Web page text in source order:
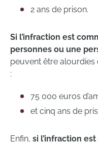
2 ans de prison.
Si l’infraction est
personnes ou une
peuvent être alourdies
:
75 000 euros
et cinq ans de
Enfin, si l’infraction